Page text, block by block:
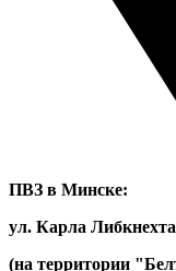
ПВЗ в Минске:
ул. Карла
(на территории